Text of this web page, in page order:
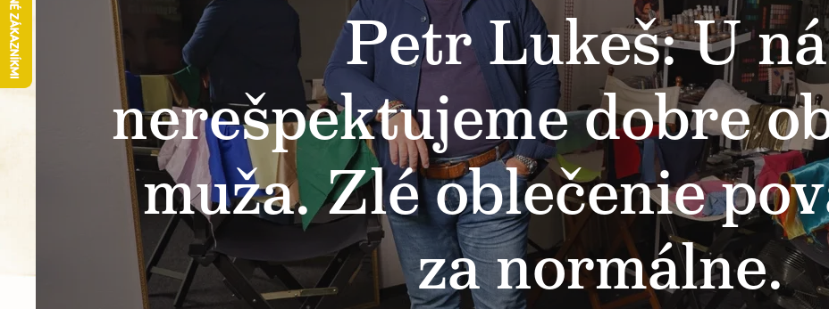
Petr Lukeš: U
nerešpektujeme dobre
muža. Zlé oblečenie
za normálne.